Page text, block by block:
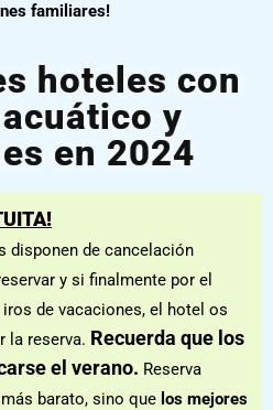
familiares!
hoteles con
y
en 2024
disponen de cancelación
y si finalmente por el
de vacaciones, el hotel os
la reserva. Recuerda que los
el verano. Reserva
barato, sino que los mejores